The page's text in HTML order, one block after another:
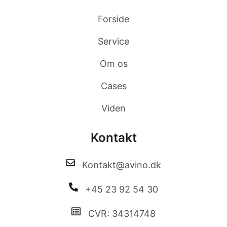
Forside
Service
Om os
Cases
Viden
Kontakt
Kontakt@avino.dk
+45 23 92 54 30
CVR: 34314748